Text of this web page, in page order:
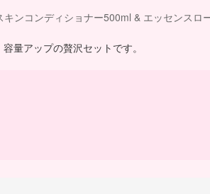
キンコンディショナー500ml & エッセンスロ
量アップの贅沢セットです。